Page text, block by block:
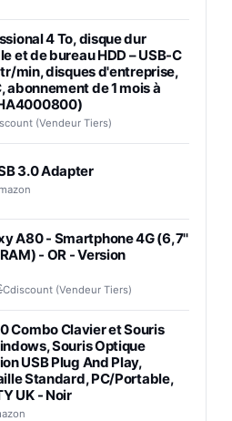
4 To, disque dur
et de bureau HDD – USB-C
tr/min, disques d'entreprise,
abonnement de 1 mois à
(Vendeur Tiers)
3.0 Adapter
A80 - Smartphone 4G (6,7''
- OR - Version
Cdiscount (Vendeur Tiers)
Combo Clavier et Souris
Souris Optique
USB Plug And Play,
Standard, PC/Portable,
UK - Noir